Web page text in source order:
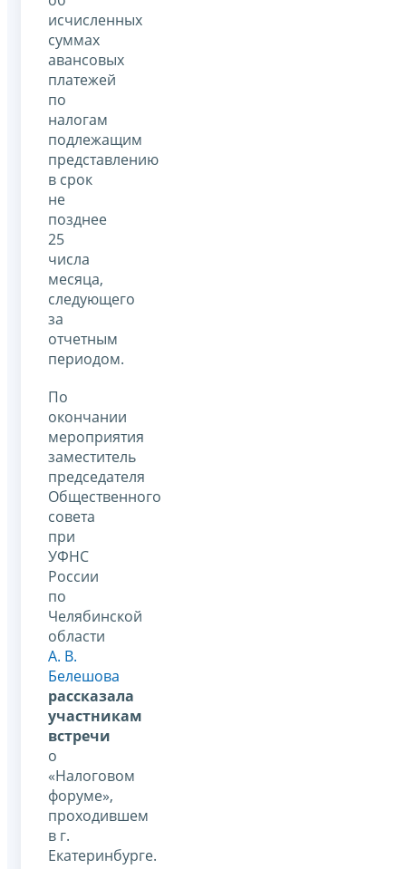
исчисленных
суммах
авансовых
платежей
по
налогам
подлежащим
представлению
в срок
не
позднее
25
числа
месяца,
следующего
за
отчетным
периодом.
По
окончании
мероприятия
заместитель
председателя
Общественного
совета
при
УФНС
России
по
Челябинской
области
А. В.
Белешова
рассказала
участникам
встречи
о
«Налоговом
форуме»,
проходившем
в г.
Екатеринбурге.